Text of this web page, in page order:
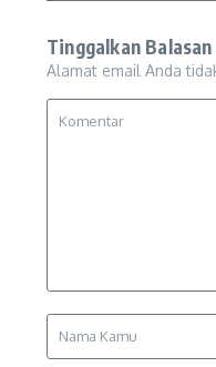
Tinggalkan Balasan
Alamat email Anda